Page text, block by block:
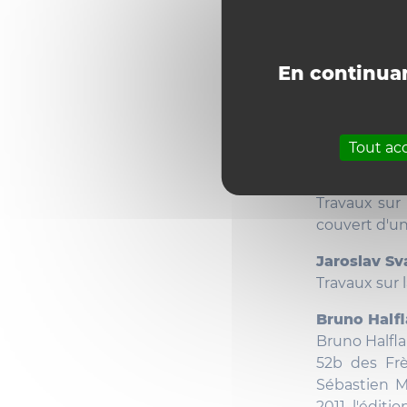
En
Tout
Date
Fin de
Travaux
couvert
Jaroslav
Travaux sur
Bruno
Bruno
52b des
Sébastien